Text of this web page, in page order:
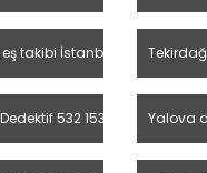
takibi İstanbul özel dedektif
532 153 22 84 Yalova